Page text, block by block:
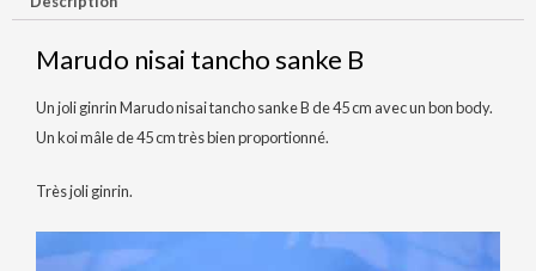
Marudo nisai tancho sanke B
Un joli ginrin Marudo nisai tancho sanke B de 45 cm avec un bon body.
Un koi mâle de 45 cm très bien proportionné.
Très joli ginrin.